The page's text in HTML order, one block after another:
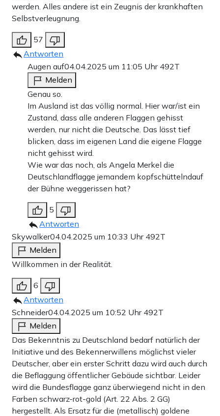
werden. Alles andere ist ein Zeugnis der krankhaften
Selbstverleugnung.
57
Antworten
Augen auf04.04.2025 um 11:05 Uhr 492T
Melden
Genau so.
Im Ausland ist das völlig normal. Hier war/ist ein
Zustand, dass alle anderen Flaggen gehisst
werden, nur nicht die Deutsche. Das lässt tief
blicken, dass im eigenen Land die eigene Flagge
nicht gehisst wird.
Wie war das noch, als Angela Merkel die
Deutschlandflagge jemandem kopfschüttelndauf
der Bühne weggerissen hat?
5
Antworten
Skywalker04.04.2025 um 10:33 Uhr 492T
Melden
Willkommen in der Realität.
6
Antworten
Schneider04.04.2025 um 10:52 Uhr 492T
Melden
Das Bekenntnis zu Deutschland bedarf natürlich der
Initiative und des Bekennerwillens möglichst vieler
Deutscher, aber ein erster Schritt dazu wird auch durch
die Beflaggung öffentlicher Gebäude sichtbar. Leider
wird die Bundesflagge ganz überwiegend nicht in den
Farben schwarz-rot-gold (Art. 22 Abs. 2 GG)
hergestellt. Als Ersatz für die (metallisch) goldene